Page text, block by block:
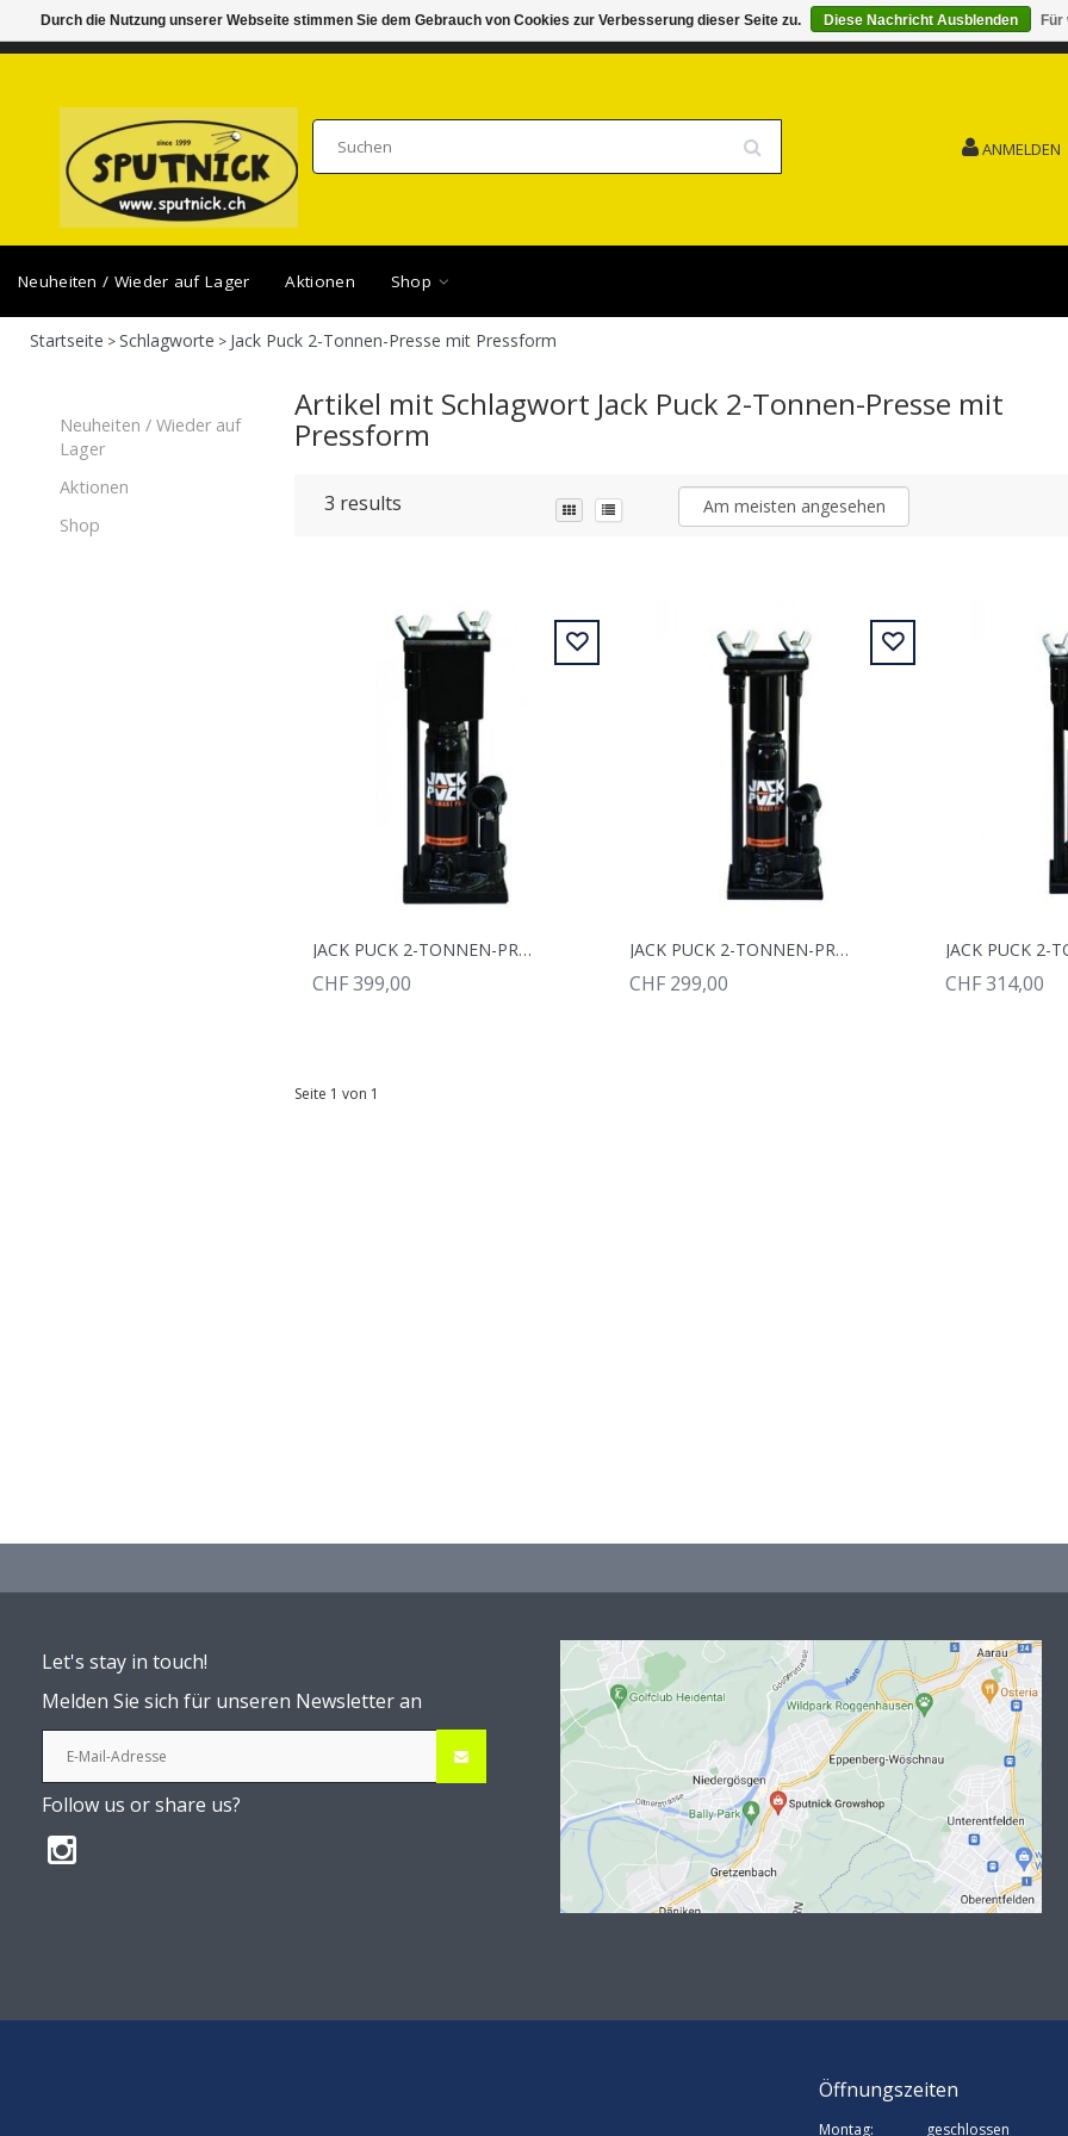
DI-FR 11.00 - 18.30, SA 10.00 - 16.00 SAMSTAG 15.08. GESCHLOSSEN FEIERTAG
ANMELDEN
Neuheiten / Wieder auf Lager Aktionen Shop
Startseite >Schlagworte > Jack Puck 2-Tonnen-Presse mit Pressform
Neuheiten / Wieder auf
Lager
Aktionen
Shop
Artikel mit Schlagwort Jack Puck 2-Tonnen-Presse mit
Pressform
3 results Am meisten angesehen
JACK PUCK 2-TONNEN-PRESSE MIT PRESSFORM, VIERECKIG
CHF 399,00
JACK PUCK 2-TONNEN-PRESSE MIT PRESSFORM, KLEIN, RUND
CHF 299,00 CHF 314,00
Seite 1 von 1
Let's stay in touch!
Melden Sie sich für unseren Newsletter an
Follow us or share us?
Öffnungszeiten
Montag: geschlossen
Durch die Nutzung unserer Webseite stimmen Sie dem Gebrauch von Cookies zur Verbesserung dieser Seite zu. Diese Nachricht Ausblenden